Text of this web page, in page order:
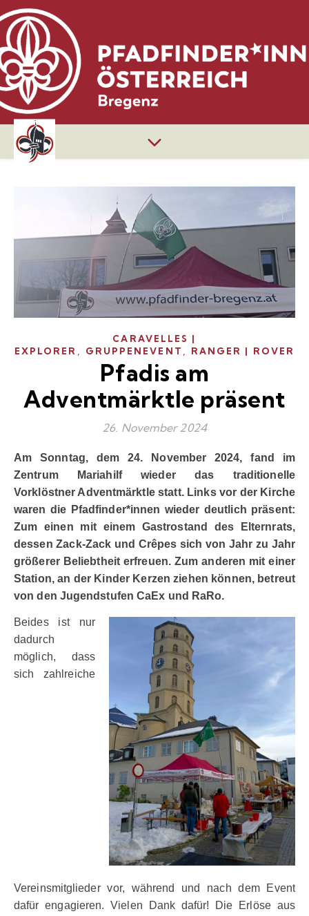
CARAVELLES |
EXPLORER , GRUPPENEVENT , RANGER | ROVER
Pfadis am
Adventmärktle präsent
26. November 2024
Am Sonntag, dem 24. November 2024, fand im
Zentrum Mariahilf wieder das traditionelle
Vorklöstner Adventmärktle statt. Links vor der Kirche
waren die Pfadfinder*innen wieder deutlich präsent:
Zum einen mit einem Gastrostand des Elternrats,
dessen Zack-Zack und Crêpes sich von Jahr zu Jahr
größerer Beliebtheit erfreuen. Zum anderen mit einer
Station, an der Kinder Kerzen ziehen können, betreut
von den Jugendstufen CaEx und RaRo.
Beides ist nur
dadurch
möglich, dass
sich zahlreiche
Vereinsmitglieder vor, während und nach dem Event
dafür engagieren. Vielen Dank dafür! Die Erlöse aus